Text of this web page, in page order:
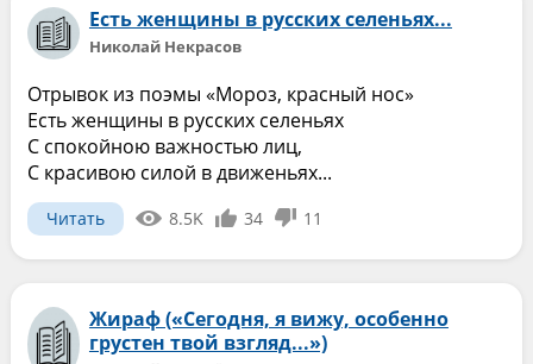
Есть женщины в русских селеньях...
Николай Некрасов
Отрывок из поэмы «Мороз, красный нос»
Есть женщины в русских селеньях
С спокойною важностью лиц,
С красивою силой в движеньях...
Читать 8.5K 34 11
Жираф («Сегодня, я вижу, особенно
грустен твой взгляд...»)